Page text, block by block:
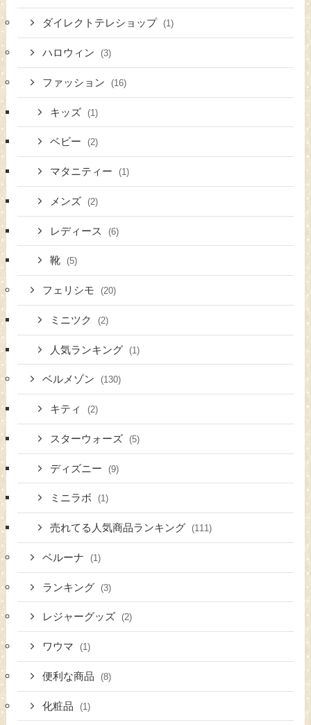
ダイレクトテレショップ (1)
ハロウィン (3)
ファッション (16)
キッズ (1)
ベビー (2)
マタニティー (1)
メンズ (2)
レディース (6)
靴 (5)
フェリシモ (20)
ミニツク (2)
人気ランキング (1)
ベルメゾン (130)
キティ (2)
スターウォーズ (5)
ディズニー (9)
ミニラボ (1)
売れてる人気商品ランキング (111)
ベルーナ (1)
ランキング (3)
レジャーグッズ (2)
ワウマ (1)
便利な商品 (8)
化粧品 (1)